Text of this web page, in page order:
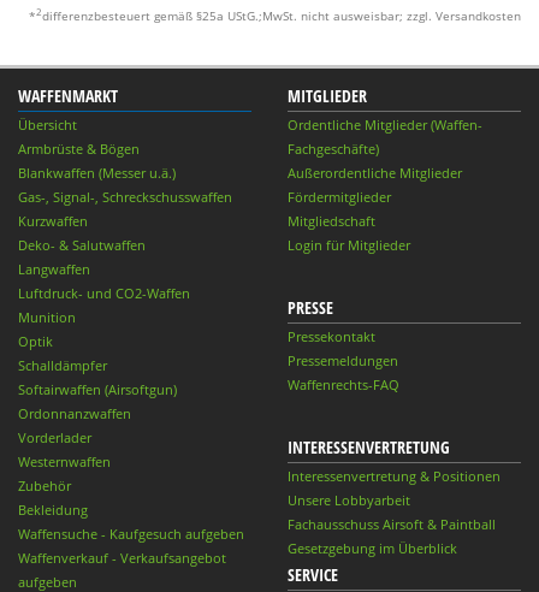
*2differenzbesteuert gemäß §25a UStG.;MwSt. nicht ausweisbar; zzgl. Versandkosten
WAFFENMARKT
Übersicht
Armbrüste & Bögen
Blankwaffen (Messer u.ä.)
Gas-, Signal-, Schreckschusswaffen
Kurzwaffen
Deko- & Salutwaffen
Langwaffen
Luftdruck- und CO2-Waffen
Munition
Optik
Schalldämpfer
Softairwaffen (Airsoftgun)
Ordonnanzwaffen
Vorderlader
Westernwaffen
Zubehör
Bekleidung
Waffensuche - Kaufgesuch aufgeben
Waffenverkauf - Verkaufsangebot
aufgeben
MITGLIEDER
Ordentliche Mitglieder (Waffen-
Fachgeschäfte)
Außerordentliche Mitglieder
Fördermitglieder
Mitgliedschaft
Login für Mitglieder
PRESSE
Pressekontakt
Pressemeldungen
Waffenrechts-FAQ
INTERESSENVERTRETUNG
Interessenvertretung & Positionen
Unsere Lobbyarbeit
Fachausschuss Airsoft & Paintball
Gesetzgebung im Überblick
SERVICE